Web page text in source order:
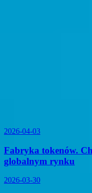
2026-04-03
Fabryka tokenów.
globalnym rynku
2026-03-30